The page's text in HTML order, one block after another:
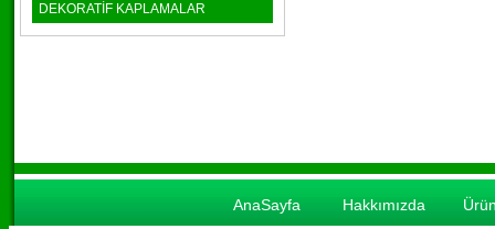
DEKORATİF KAPLAMALAR
AnaSayfa Hakkımızda